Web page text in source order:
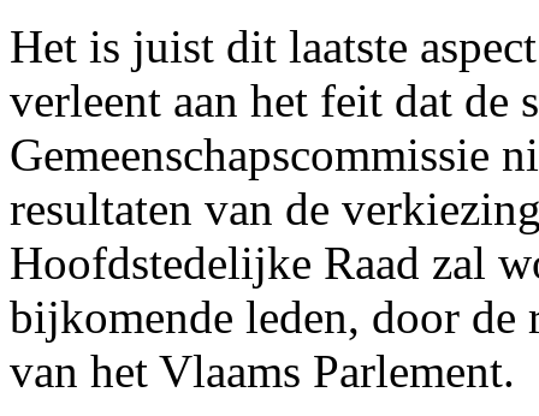
Het is juist dit laatste
verleent aan het feit dat de
Gemeenschapscommissie
resultaten van de
Hoofdstedelijke Raad zal
bijkomende leden, door de
van het Vlaams Parlement.